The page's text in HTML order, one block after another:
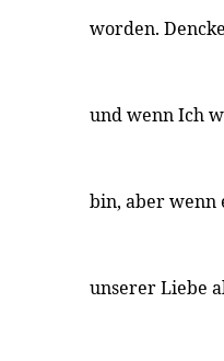
worden.
und wenn Ich
bin, aber wenn
unserer Liebe